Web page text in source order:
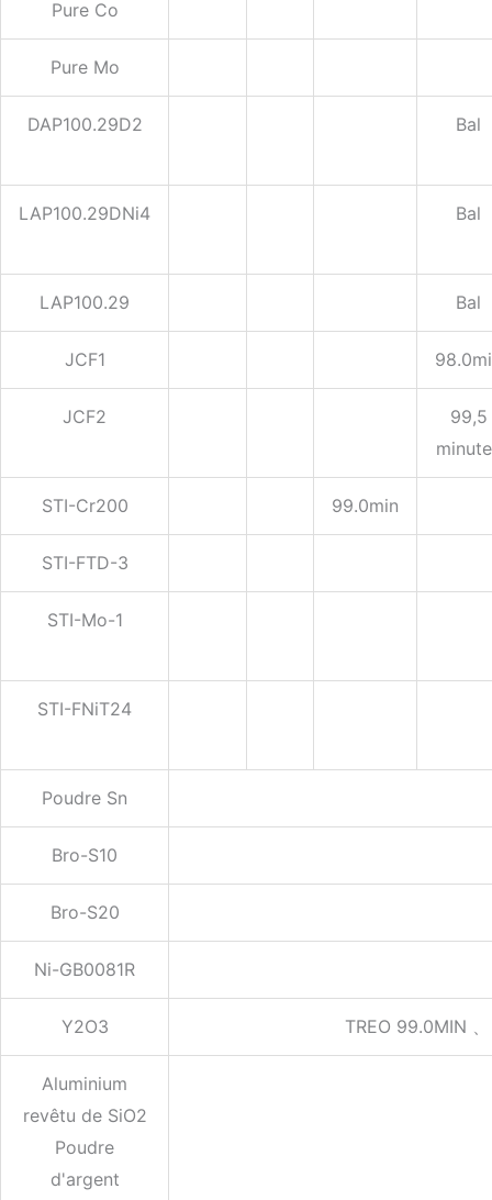
Pure Co
Pure Mo
DAP100.29D2 Bal
LAP100.29DNi4 Bal
LAP100.29 Bal
JCF1
JCF2
99,5
STI-Cr200 99.0min
STI-FTD-3
STI-Mo-1
STI-FNiT24
Poudre Sn
Bro-S10
Bro-S20
Ni-GB0081R
Y2O3 TREO 99.0MIN
Aluminium
revêtu de SiO2
Poudre
d'argent